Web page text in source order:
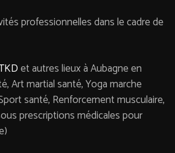
professionnelles dans le cadre de
et autres lieux à Aubagne en
Art martial santé, Yoga marche
santé, Renforcement musculaire,
prescriptions médicales pour